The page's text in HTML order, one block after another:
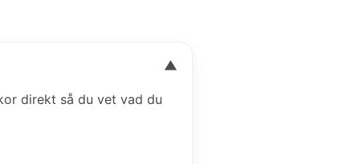
▼
direkt så du vet vad du